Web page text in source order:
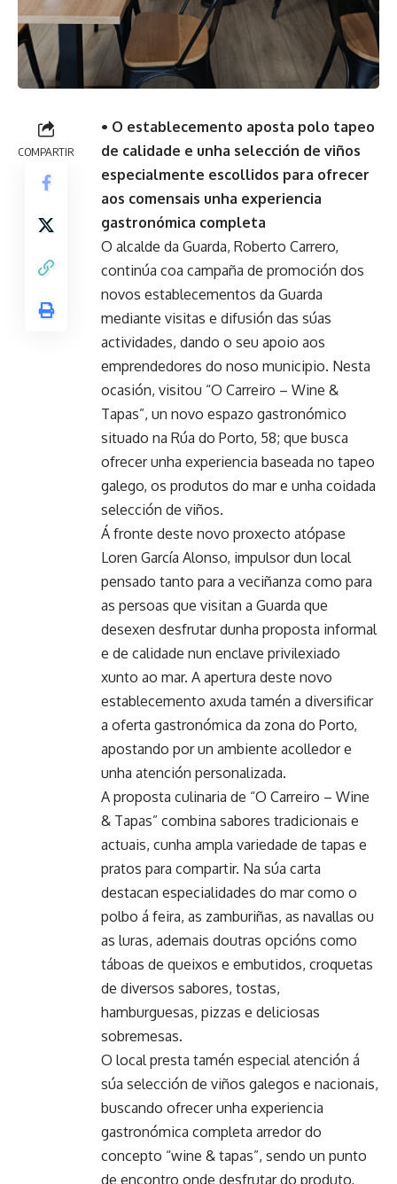
COMPARTIR
• O establecemento aposta polo tapeo
de calidade e unha selección de viños
especialmente escollidos para ofrecer
aos comensais unha experiencia
gastronómica completa
O alcalde da Guarda, Roberto Carrero,
continúa coa campaña de promoción dos
novos establecementos da Guarda
mediante visitas e difusión das súas
actividades, dando o seu apoio aos
emprendedores do noso municipio. Nesta
ocasión, visitou “O Carreiro – Wine &
Tapas”, un novo espazo gastronómico
situado na Rúa do Porto, 58; que busca
ofrecer unha experiencia baseada no tapeo
galego, os produtos do mar e unha coidada
selección de viños.
Á fronte deste novo proxecto atópase
Loren García Alonso, impulsor dun local
pensado tanto para a veciñanza como para
as persoas que visitan a Guarda que
desexen desfrutar dunha proposta informal
e de calidade nun enclave privilexiado
xunto ao mar. A apertura deste novo
establecemento axuda tamén a diversificar
a oferta gastronómica da zona do Porto,
apostando por un ambiente acolledor e
unha atención personalizada.
A proposta culinaria de “O Carreiro – Wine
& Tapas” combina sabores tradicionais e
actuais, cunha ampla variedade de tapas e
pratos para compartir. Na súa carta
destacan especialidades do mar como o
polbo á feira, as zamburiñas, as navallas ou
as luras, ademais doutras opcións como
táboas de queixos e embutidos, croquetas
de diversos sabores, tostas,
hamburguesas, pizzas e deliciosas
sobremesas.
O local presta tamén especial atención á
súa selección de viños galegos e nacionais,
buscando ofrecer unha experiencia
gastronómica completa arredor do
concepto “wine & tapas”, sendo un punto
de encontro onde desfrutar do produto,